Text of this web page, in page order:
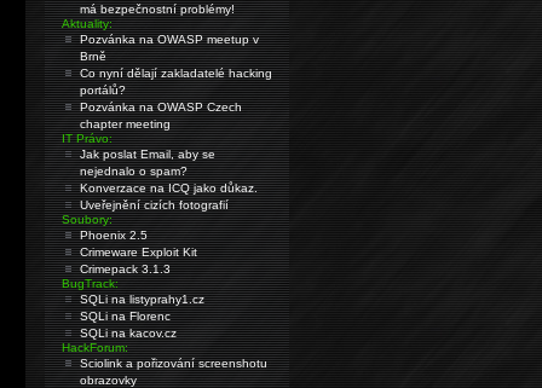
má bezpečnostní problémy!
Aktuality:
Pozvánka na OWASP meetup v
Brně
Co nyní dělají zakladatelé hacking
portálů?
Pozvánka na OWASP Czech
chapter meeting
IT Právo:
Jak poslat Email, aby se
nejednalo o spam?
Konverzace na ICQ jako důkaz.
Uveřejnění cizích fotografií
Soubory:
Phoenix 2.5
Crimeware Exploit Kit
Crimepack 3.1.3
BugTrack:
SQLi na listyprahy1.cz
SQLi na Florenc
SQLi na kacov.cz
HackForum:
Sciolink a pořizování screenshotu
obrazovky